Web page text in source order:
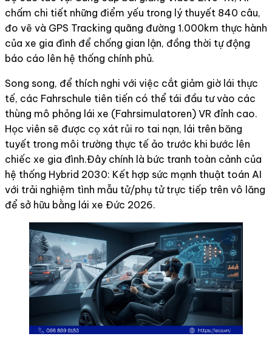
chấm chi tiết những điểm yếu trong lý thuyết 840 câu,
đo vẽ và GPS Tracking quãng đường 1.000km thực hành
của xe gia đình để chống gian lận, đồng thời tự động
báo cáo lên hệ thống chính phủ.
Song song, để thích nghi với việc cắt giảm giờ lái thực
tế, các Fahrschule tiên tiến có thể tái đầu tư vào các
thùng mô phỏng lái xe (Fahrsimulatoren) VR đỉnh cao.
Học viên sẽ được cọ xát rủi ro tai nạn, lái trên băng
tuyết trong môi trường thực tế ảo trước khi bước lên
chiếc xe gia đình.Đây chính là bức tranh toàn cảnh của
hệ thống Hybrid 2030: Kết hợp sức mạnh thuật toán AI
với trải nghiệm tình mẫu tử/phụ tử trực tiếp trên vô lăng
để sở hữu bằng lái xe Đức 2026.